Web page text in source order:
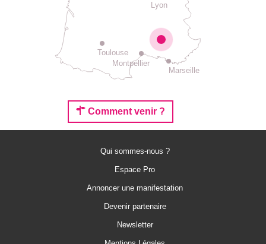
Lyon
Montpellier
Toulouse
Marseille
Comment venir ?
Qui sommes-nous ?
Espace Pro
Annoncer une manifestation
Devenir partenaire
Newsletter